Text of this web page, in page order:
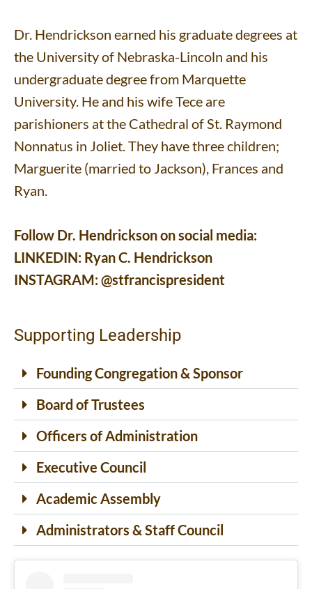
Dr. Hendrickson earned his graduate degrees at
the University of Nebraska-Lincoln and his
undergraduate degree from Marquette
University. He and his wife Tece are
parishioners at the Cathedral of St. Raymond
Nonnatus in Joliet. They have three children;
Marguerite (married to Jackson), Frances and
Ryan.
Follow Dr. Hendrickson on social media:
LINKEDIN: Ryan C. Hendrickson
INSTAGRAM:@stfrancispresident
Supporting Leadership
Founding Congregation & Sponsor
Board of Trustees
Officers of Administration
Executive Council
Academic Assembly
Administrators & Staff Council